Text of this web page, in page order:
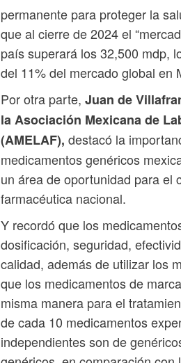
permanente para proteger la
que al cierre de 2024 el
país superará los 32,500 mdp,
del 11% del mercado global en
Por otra parte, Juan de
la Asociación Mexicana de
(AMELAF), destacó la
medicamentos genéricos
un área de oportunidad para el
farmacéutica nacional.
Y recordó que los
dosificación, seguridad,
calidad, además de utilizar los
que los medicamentos de
misma manera para el
de cada 10 medicamentos
independientes son de